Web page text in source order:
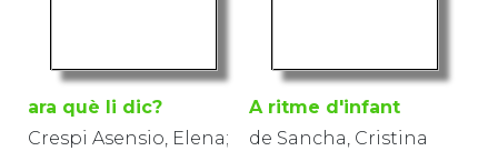
ara què li dic?
Crespi Asensio, Elena;
A ritme d'infant
de Sancha, Cristina